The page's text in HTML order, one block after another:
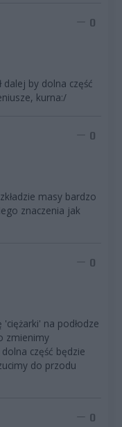
0
dalej by dolna część
kurna:/
0
masy bardzo
znaczenia jak
0
na podłodze
zmienimy
część będzie
do przodu
0